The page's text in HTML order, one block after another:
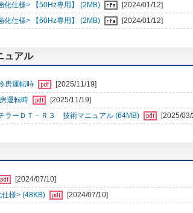
化仕様> 【50Hz専用】 (2MB)
[2024/01/12]
化仕様> 【60Hz専用】 (2MB)
[2024/01/12]
ュアル
房運転時
[2025/11/19]
運転時
[2025/11/19]
ラーＤＴ－Ｒ３ 技術マニュアル (64MB)
[2025/03/
[2024/07/10]
様> (48KB)
[2024/07/10]